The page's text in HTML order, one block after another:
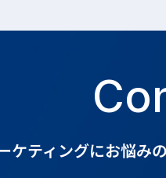
ケティングにお悩み